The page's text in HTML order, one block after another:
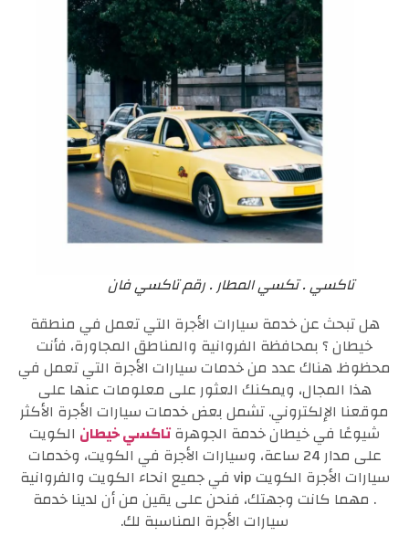
تاكسي . تكسي المطار . رقم تاكسي فان
هل تبحث عن خدمة سيارات الأجرة التي تعمل في منطقة
خيطان ؟ بمحافظة الفروانية والمناطق المجاورة، فأنت
محظوظ. هناك عدد من خدمات سيارات الأجرة التي تعمل في
هذا المجال، ويمكنك العثور على معلومات عنها على
موقعنا الإلكتروني. تشمل بعض خدمات سيارات الأجرة الأكثر
شيوعًا في خيطان خدمة الجوهرةتاكسي خيطان الكويت
على مدار 24 ساعة، وسيارات الأجرة في الكويت، وخدمات
سيارات الأجرة الكويت vip في جميع انحاء الكويت والفروانية
. مهما كانت وجهتك، فنحن على يقين من أن لدينا خدمة
سيارات الأجرة المناسبة لك.